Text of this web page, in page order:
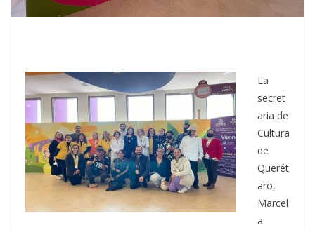
La
secret
aria de
Cultura
de
Querét
aro,
Marcel
a